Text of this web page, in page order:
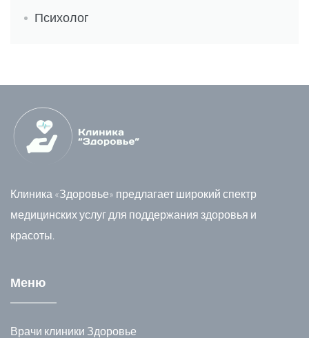
Психолог
Клиника «Здоровье» предлагает широкий спектр
медицинских услуг для поддержания здоровья и
красоты.
Меню
Врачи клиники Здоровье